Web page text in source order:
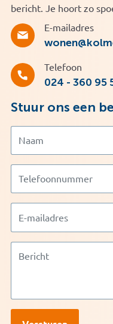
bericht. Je hoort zo
E-mailadres
Telefoon
024 - 360 95
Stuur ons een